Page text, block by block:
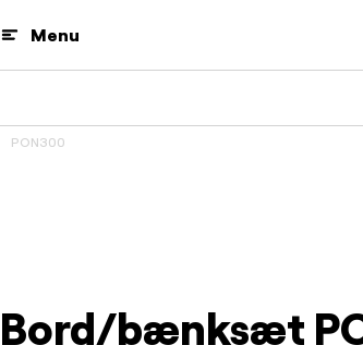
Menu
PON300
Bord/bænksæt